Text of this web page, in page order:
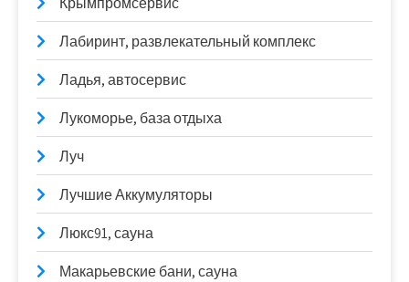
Лабиринт, развлекательный комплекс
Ладья, автосервис
Лукоморье, база отдыха
Луч
Лучшие Аккумуляторы
Люкс91, сауна
Макарьевские бани, сауна